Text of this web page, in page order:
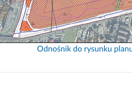
Odnośnik do rysunku